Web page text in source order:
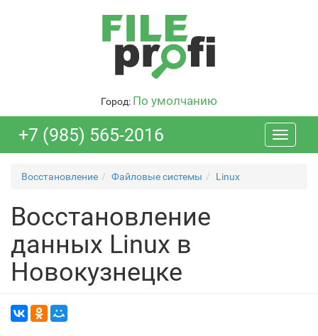
Город: По умолчанию
Toggle
+7 (985) 565-2016
Восстановление Файловые системы Linux
Восстановление
данных Linux в
Новокузнецке